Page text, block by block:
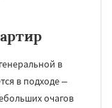
в
в подходе –
очагов